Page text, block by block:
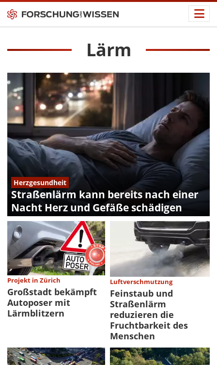
Lärm
Herzgesundheit
Straßenlärm kann bereits nach einer
Nacht Herz und Gefäße schädigen
Projekt in Zürich
Großstadt bekämpft
Autoposer mit
Lärmblitzern
Luftverschmutzung
Feinstaub und
Straßenlärm
reduzieren die
Fruchtbarkeit des
Menschen